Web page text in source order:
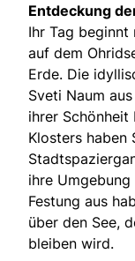
Entdeckung
Ihr Tag
auf dem
Erde. Die
Sveti Naum
ihrer Schönheit
Klosters haben
ihre
Festung aus
über den See,
bleiben wird.